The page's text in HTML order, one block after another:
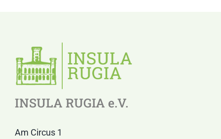
INSULA RUGIA e.V.
Am Circus 1